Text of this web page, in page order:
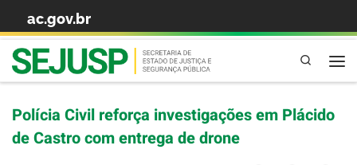
Skip to content
ac.gov.br
Pesquisa
Polícia Civil reforça investigações em Plácido
de Castro com entrega de drone